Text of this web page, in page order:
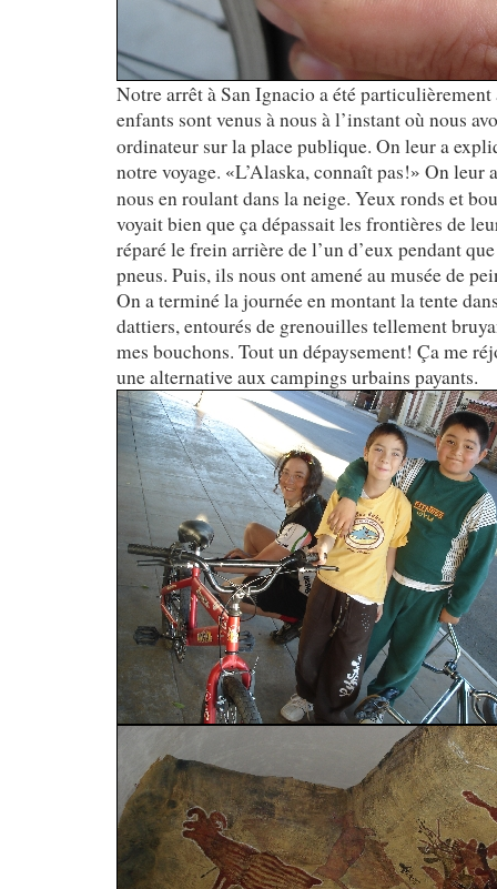
Notre arrêt à San Ignacio a été
enfants sont venus à nous à l’instant où nous
ordinateur sur la place publique. On leur a
notre voyage. «L’Alaska, connaît pas!» On leur
nous en roulant dans la neige. Yeux ronds et
voyait bien que ça dépassait les frontières de
réparé le frein arrière de l’un d’eux pendant
pneus. Puis, ils nous ont amené au musée de
On a terminé la journée en montant la tente
dattiers, entourés de grenouilles tellement
mes bouchons. Tout un dépaysement! Ça me
une alternative aux campings urbains payants.